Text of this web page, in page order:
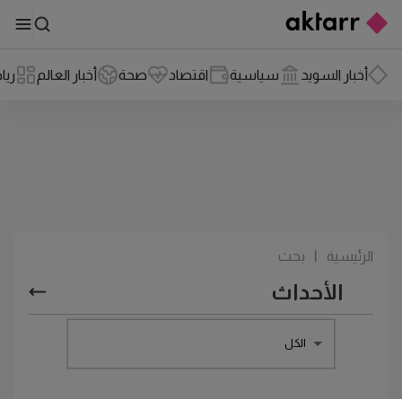
أخبار السويد سياسية اقتصاد صحة أخبار العالم
الرئيسية بحث
الكل